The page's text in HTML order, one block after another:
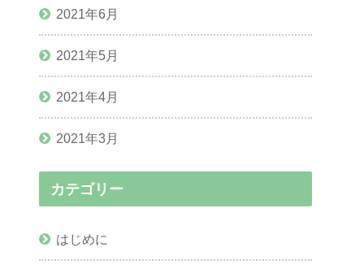
2021年6月
2021年5月
2021年4月
2021年3月
カテゴリー
はじめに